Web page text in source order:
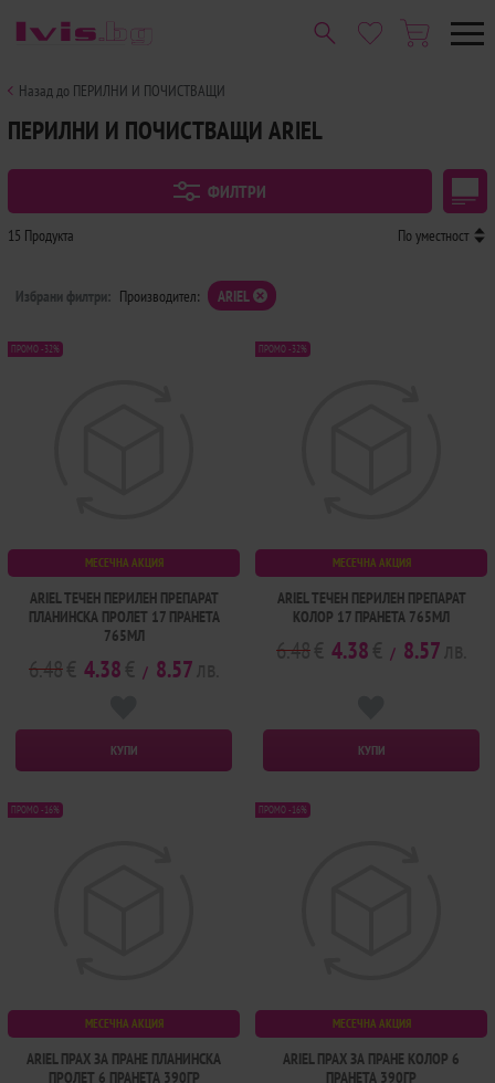
Назад до ПЕРИЛНИ И ПОЧИСТВАЩИ
ПЕРИЛНИ И ПОЧИСТВАЩИ ARIEL
ФИЛТРИ
15 Продукта По уместност
Избрани филтри: Производител: ARIEL
МЕСЕЧНА АКЦИЯ
ARIEL ТЕЧЕН ПЕРИЛЕН ПРЕПАРАТ
ПЛАНИНСКА ПРОЛЕТ 17 ПРАНЕТА
765МЛ
6.48 4.38 / 8.57
КУПИ
ПРОМО -32%
МЕСЕЧНА АКЦИЯ
ARIEL ТЕЧЕН ПЕРИЛЕН ПРЕПАРАТ
КОЛОР 17 ПРАНЕТА 765МЛ
6.48 4.38 / 8.57
КУПИ
ПРОМО -32%
МЕСЕЧНА АКЦИЯ
ARIEL ПРАХ ЗА ПРАНЕ ПЛАНИНСКА
ПРОЛЕТ 6 ПРАНЕТА 390ГР
ПРОМО -16%
МЕСЕЧНА АКЦИЯ
ARIEL ПРАХ ЗА ПРАНЕ КОЛОР 6
ПРАНЕТА 390ГР
ПРОМО -16%